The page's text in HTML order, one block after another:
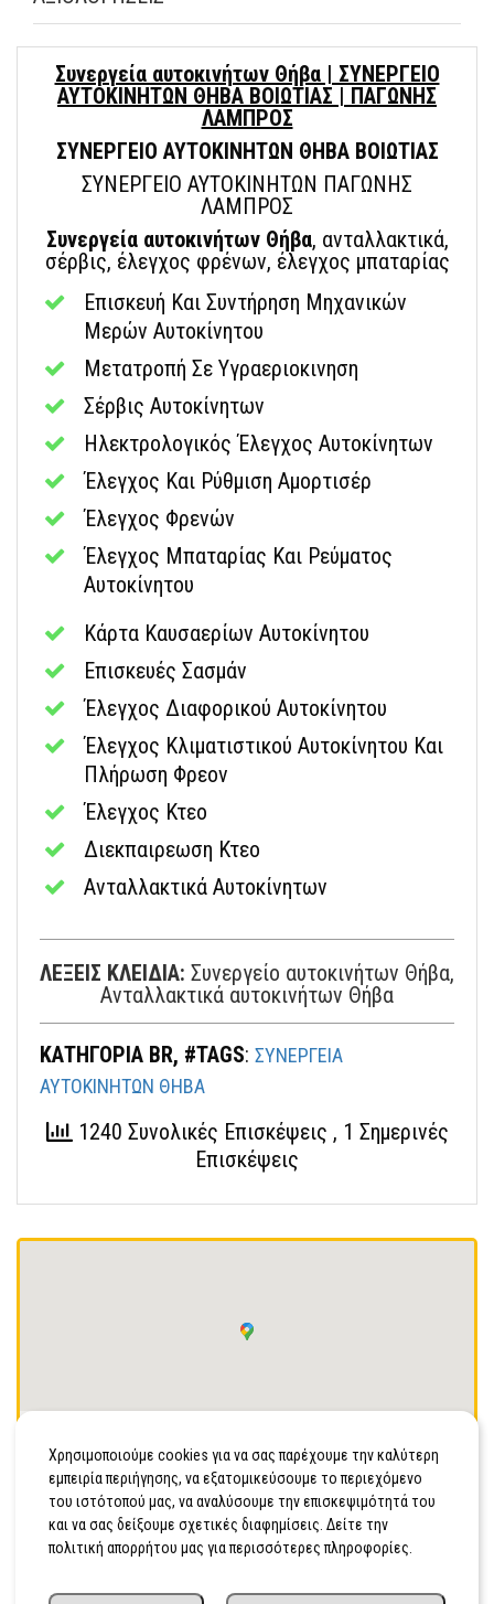
Συνεργεία αυτοκινήτων Θήβα | ΣΥΝΕΡΓΕΙΟ
ΑΥΤΟΚΙΝΗΤΩΝ ΘΗΒΑ ΒΟΙΩΤΙΑΣ | ΠΑΓΩΝΗΣ
ΛΑΜΠΡΟΣ
ΣΥΝΕΡΓΕΙΟ ΑΥΤΟΚΙΝΗΤΩΝ ΘΗΒΑ ΒΟΙΩΤΙΑΣ
ΣΥΝΕΡΓΕΙΟ ΑΥΤΟΚΙΝΗΤΩΝ ΠΑΓΩΝΗΣ
ΛΑΜΠΡΟΣ
Συνεργεία αυτοκινήτων Θήβα, ανταλλακτικά,
σέρβις, έλεγχος φρένων, έλεγχος μπαταρίας
Επισκευή Και Συντήρηση Μηχανικών
Μερών Αυτοκίνητου
Μετατροπή Σε Υγραεριοκινηση
Σέρβις Αυτοκίνητων
Ηλεκτρολογικός Έλεγχος Αυτοκίνητων
Έλεγχος Και Ρύθμιση Αμορτισέρ
Έλεγχος Φρενών
Έλεγχος Μπαταρίας Και Ρεύματος
Αυτοκίνητου
Κάρτα Καυσαερίων Αυτοκίνητου
Επισκευές Σασμάν
Έλεγχος Διαφορικού Αυτοκίνητου
Έλεγχος Κλιματιστικού Αυτοκίνητου Και
Πλήρωση Φρεον
Έλεγχος Κτεο
Διεκπαιρεωση Κτεο
Ανταλλακτικά Αυτοκίνητων
ΛΕΞΕΙΣ ΚΛΕΙΔΙΑ: Συνεργείο αυτοκινήτων Θήβα,
Ανταλλακτικά αυτοκινήτων Θήβα
ΚΑΤΗΓΟΡΙΑ BR, #TAGS: ΣΥΝΕΡΓΕΙΑ
ΑΥΤΟΚΙΝΗΤΩΝ ΘΗΒΑ
1240 Συνολικές Επισκέψεις , 1 Σημερινές
Επισκέψεις
1ο ΧΛΜ. ΘΗΒΩΝ - ΜΟΥΡΙΚΙΟΥ, ΘΗΒΑ, ΒΟΙΩΤΙΑΣ, Τ.Κ
32200
2262103115
Χρησιμοποιούμε cookies για να σας παρέχουμε την καλύτερη
εμπειρία περιήγησης, να εξατομικεύσουμε το περιεχόμενο
του ιστότοπού μας, να αναλύσουμε την επισκεψιμότητά του
και να σας δείξουμε σχετικές διαφημίσεις. Δείτε την
πολιτική απορρήτου μας για περισσότερες πληροφορίες.